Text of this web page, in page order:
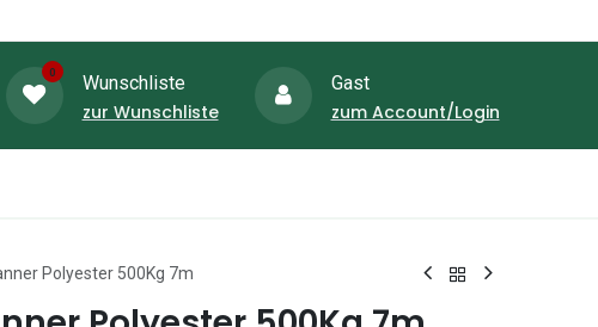
0 Wunschliste
zur Wunschliste
Gast
zum Account/Login
Polyester 500Kg 7m